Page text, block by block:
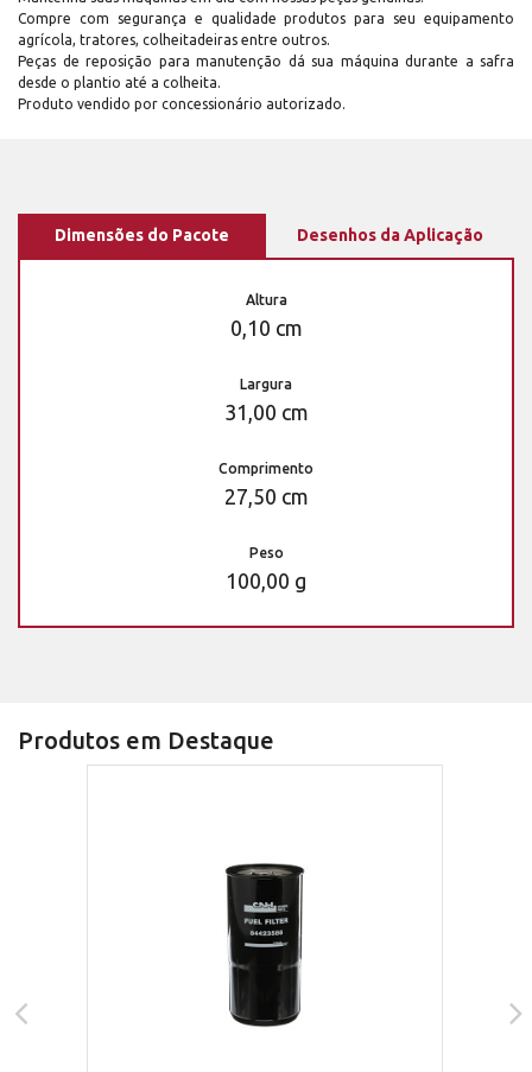
Compre com segurança e qualidade produtos para seu equipamento
agrícola, tratores, colheitadeiras entre outros.
Peças de reposição para manutenção dá sua máquina durante a safra
desde o plantio até a colheita.
Produto vendido por concessionário autorizado.
Dimensões do Pacote Desenhos da Aplicação
Altura
0,10 cm
Largura
31,00 cm
Comprimento
27,50 cm
Peso
100,00 g
Produtos em Destaque